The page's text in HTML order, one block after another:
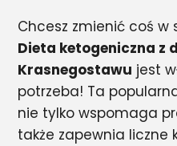
Chcesz zmienić coś w
Dieta ketogeniczna z
Krasnegostawu jest
potrzeba! Ta
nie tylko wspomaga
także zapewnia liczne